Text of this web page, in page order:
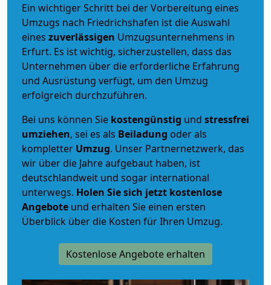
Ein wichtiger Schritt bei der Vorbereitung eines
Umzugs nach Friedrichshafen ist die Auswahl
eines zuverlässigen Umzugsunternehmens in
Erfurt. Es ist wichtig, sicherzustellen, dass das
Unternehmen über die erforderliche Erfahrung
und Ausrüstung verfügt, um den Umzug
erfolgreich durchzuführen.
Bei uns können Sie kostengünstig und stressfrei
umziehen, sei es als Beiladung oder als
kompletter Umzug. Unser Partnernetzwerk, das
wir über die Jahre aufgebaut haben, ist
deutschlandweit und sogar international
unterwegs. Holen Sie sich jetzt kostenlose
Angebote und erhalten Sie einen ersten
Überblick über die Kosten für Ihren Umzug.
Kostenlose Angebote erhalten